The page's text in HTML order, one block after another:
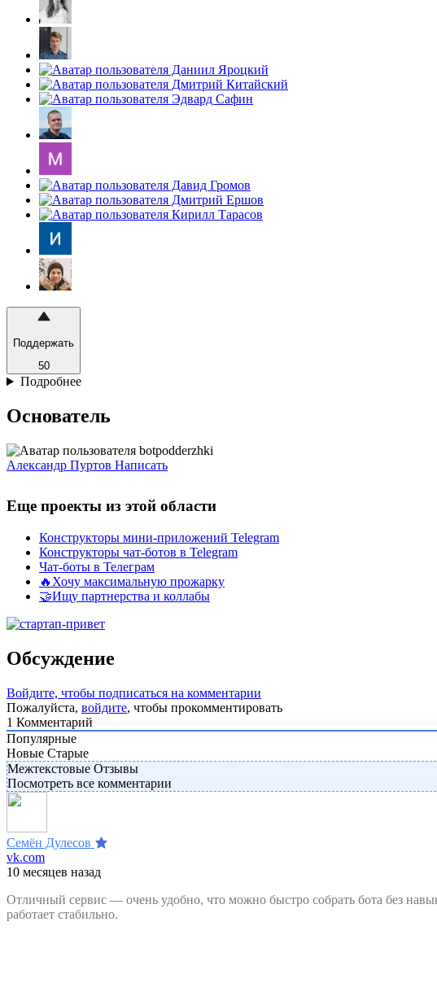
Поддержать
50
Подробнее
Основатель
Александр Пуртов Написать
Еще проекты из этой области
Конструкторы мини-приложений Telegram
Конструкторы чат-ботов в Telegram
Чат-боты в Телеграм
🔥Хочу максимальную прожарку
🤝Ищу партнерства и коллабы
Обсуждение
Войдите, чтобы подписаться на комментарии
Пожалуйста, войдите, чтобы прокомментировать
1 Комментарий
Популярные
Новые Старые
Межтекстовые Отзывы
Посмотреть все комментарии
Семён Дулесов
vk.com
10 месяцев назад
Отличный сервис — очень удобно, что можно быстро собрать бота без
работает стабильно.